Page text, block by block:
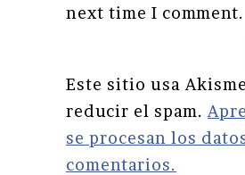
next time I comment.
Este sitio usa
reducir el spam.
se procesan los
comentarios.